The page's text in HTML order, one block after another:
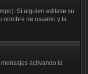
Si alguien editase su
nombre de usuario y la
activando la